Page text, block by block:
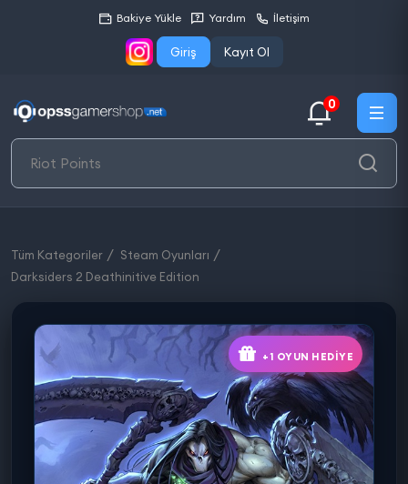
Bakiye Yükle Yardım İletişim
Giriş Kayıt Ol
0
Tüm Kategoriler
Steam Oyunları
Darksiders 2 Deathinitive Edition
+1 OYUN HEDIYE